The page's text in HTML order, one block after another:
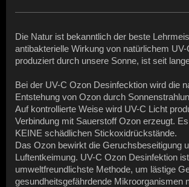
Die Natur ist bekanntlich der beste
antibakterielle Wirkung von natürlichem UV-
produziert durch unsere Sonne, ist seit
Bei der UV-C Ozon Desinfecktion wird die
Entstehung von Ozon durch
Auf kontrollierte Weise wird UV-C Licht
Verbindung mit Sauerstoff Ozon erzeugt.
KEINE schädlichen Stickoxidrückstände.
Das Ozon bewirkt die Geruchsbeseitigung
Luftentkeimung. UV-C Ozon Desinfektion
umweltfreundlichste Methode, um lästige
gesundheitsgefährdende Mikroorganismen